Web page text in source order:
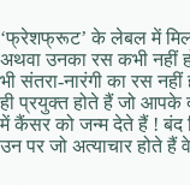
‘फ्रेशफ्रूट’ के लेबल में
अथवा उनका रस कभी नहीं
भी संतरा-नारंगी का रस
ही प्रयुक्त होते हैं जो आपके
में कैंसर को जन्म देते हैं ! बंद
उन पर जो अत्याचार होते हैं